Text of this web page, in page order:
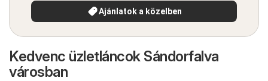
Ajánlatok a közelben
Kedvenc üzletláncok Sándorfalva
városban